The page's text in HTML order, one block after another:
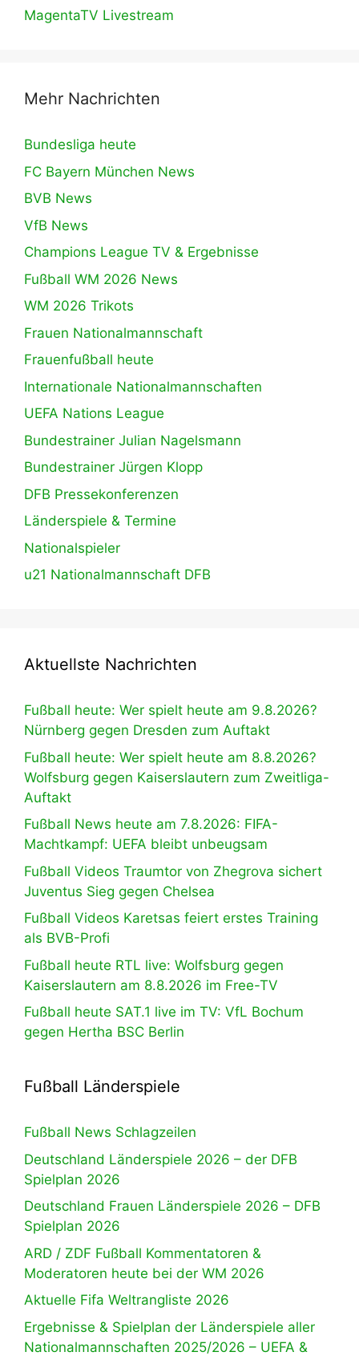
MagentaTV Livestream
Mehr Nachrichten
Bundesliga heute
FC Bayern München News
BVB News
VfB News
Champions League TV & Ergebnisse
Fußball WM 2026 News
WM 2026 Trikots
Frauen Nationalmannschaft
Frauenfußball heute
Internationale Nationalmannschaften
UEFA Nations League
Bundestrainer Julian Nagelsmann
Bundestrainer Jürgen Klopp
DFB Pressekonferenzen
Länderspiele & Termine
Nationalspieler
u21 Nationalmannschaft DFB
Aktuellste Nachrichten
Fußball heute: Wer spielt heute am 9.8.2026?
Nürnberg gegen Dresden zum Auftakt
Fußball heute: Wer spielt heute am 8.8.2026?
Wolfsburg gegen Kaiserslautern zum Zweitliga-
Auftakt
Fußball News heute am 7.8.2026: FIFA-
Machtkampf: UEFA bleibt unbeugsam
Fußball Videos Traumtor von Zhegrova sichert
Juventus Sieg gegen Chelsea
Fußball Videos Karetsas feiert erstes Training
als BVB-Profi
Fußball heute RTL live: Wolfsburg gegen
Kaiserslautern am 8.8.2026 im Free-TV
Fußball heute SAT.1 live im TV: VfL Bochum
gegen Hertha BSC Berlin
Fußball Länderspiele
Fußball News Schlagzeilen
Deutschland Länderspiele 2026 – der DFB
Spielplan 2026
Deutschland Frauen Länderspiele 2026 – DFB
Spielplan 2026
ARD / ZDF Fußball Kommentatoren &
Moderatoren heute bei der WM 2026
Aktuelle Fifa Weltrangliste 2026
Ergebnisse & Spielplan der Länderspiele aller
Nationalmannschaften 2025/2026 – UEFA &